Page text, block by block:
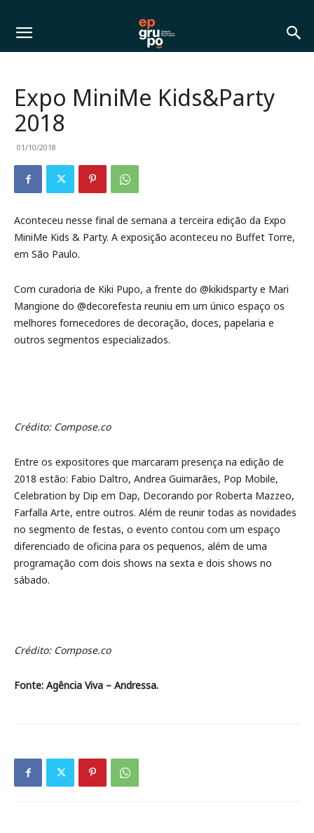
Expo MiniMe Kids&Party
2018
01/10/2018
Aconteceu nesse final de semana a terceira edição da Expo
MiniMe Kids & Party. A exposição aconteceu no Buffet Torre,
em São Paulo.
Com curadoria de Kiki Pupo, a frente do @kikidsparty e Mari
Mangione do @decorefesta reuniu em um único espaço os
melhores fornecedores de decoração, doces, papelaria e
outros segmentos especializados.
Crédito: Compose.co
Entre os expositores que marcaram presença na edição de
2018 estão: Fabio Daltro, Andrea Guimarães, Pop Mobile,
Celebration by Dip em Dap, Decorando por Roberta Mazzeo,
Farfalla Arte, entre outros. Além de reunir todas as novidades
no segmento de festas, o evento contou com um espaço
diferenciado de oficina para os pequenos, além de uma
programação com dois shows na sexta e dois shows no
sábado.
Crédito: Compose.co
Fonte: Agência Viva – Andressa.